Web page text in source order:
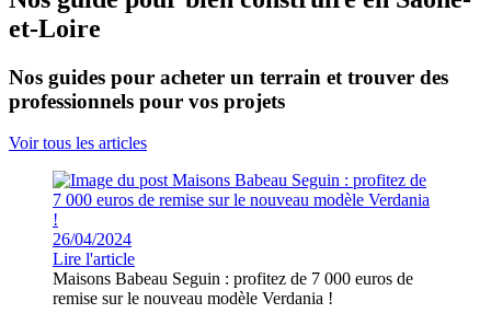
et-Loire
Nos guides pour acheter un terrain et trouver des
professionnels pour vos projets
Voir tous les articles
26/04/2024
Lire l'article
Maisons Babeau Seguin : profitez de 7 000 euros de
remise sur le nouveau modèle Verdania !